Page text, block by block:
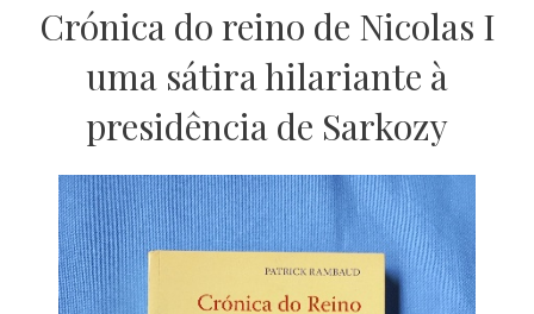
Crónica do reino de Nicolas I
uma sátira hilariante à
presidência de Sarkozy